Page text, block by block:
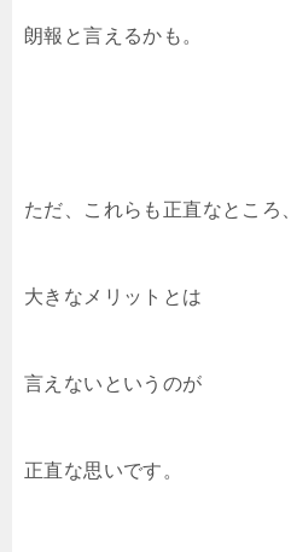
朗報と言えるかも。
ただ、これらも正直なところ、
大きなメリットとは
言えないというのが
正直な思いです。